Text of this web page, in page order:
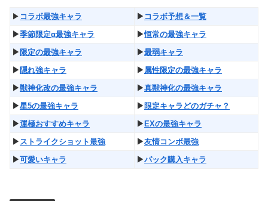
▶︎ コラボ最強キャラ ▶︎ コラボ予想＆一覧
▶︎季節限定α最強キャラ ▶︎恒常の最強キャラ
▶︎ 限定の最強キャラ ▶︎最弱キャラ
▶︎隠れ強キャラ ▶︎ 属性限定の最強キャラ
▶︎獣神化改の最強キャラ ▶︎真獣神化の最強キャラ
▶︎星5の最強キャラ ▶︎ 限定キャラどのガチャ？
▶︎運極おすすめキャラ ▶︎EXの最強キャラ
▶︎ ストライクショット最強 ▶︎友情コンボ最強
▶︎可愛いキャラ ▶︎パック購入キャラ